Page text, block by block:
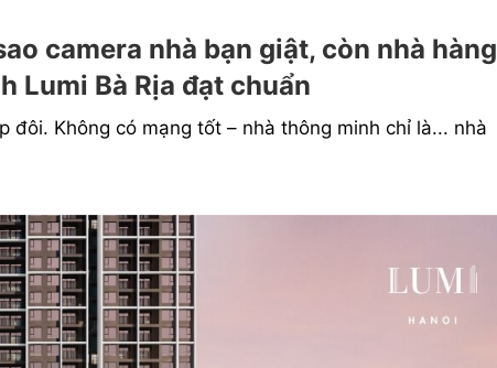
camera nhà bạn giật, còn nhà hàng
Lumi Bà Rịa đạt chuẩn
đôi. Không có mạng tốt – nhà thông minh chỉ là... nhà